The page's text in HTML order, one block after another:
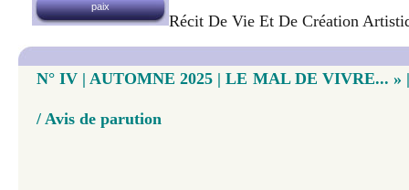
paix
Récit De Vie Et De Création
N° IV | AUTOMNE 2025 | LE MAL DE VIVRE... » |
/ Avis de parution